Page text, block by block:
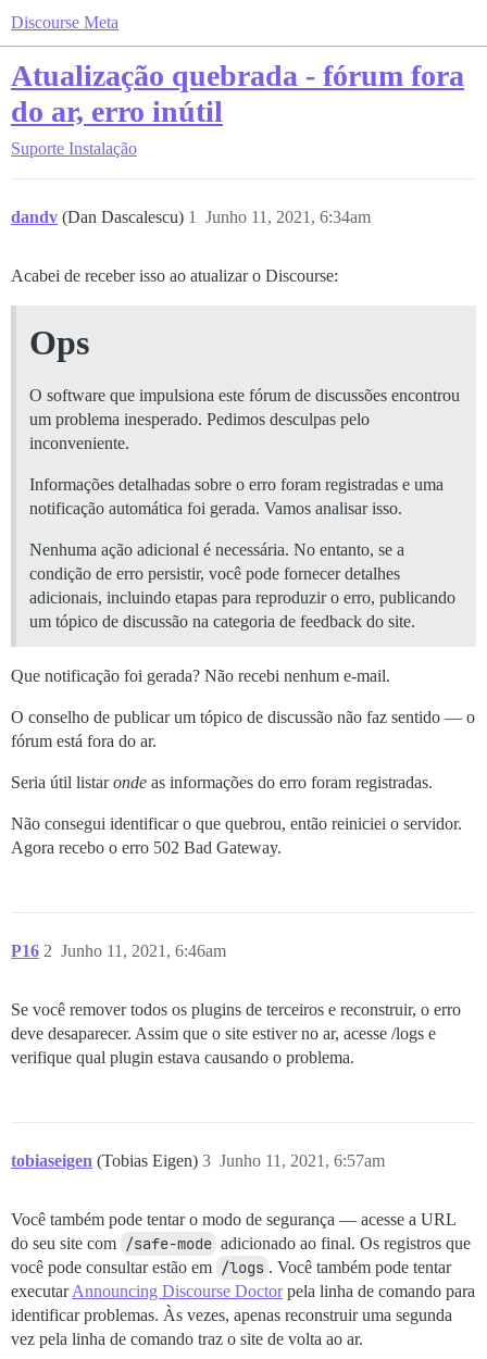
Discourse Meta
Atualização quebrada - fórum fora
do ar, erro inútil
Suporte Instalação
dandv (Dan Dascalescu) Junho 11, 2021, 6:34am
1
Acabei de receber isso ao atualizar o Discourse:
Ops
O software que impulsiona este fórum de discussões encontrou
um problema inesperado. Pedimos desculpas pelo
inconveniente.
Informações detalhadas sobre o erro foram registradas e uma
notificação automática foi gerada. Vamos analisar isso.
Nenhuma ação adicional é necessária. No entanto, se a
condição de erro persistir, você pode fornecer detalhes
adicionais, incluindo etapas para reproduzir o erro, publicando
um tópico de discussão na categoria de feedback do site.
Que notificação foi gerada? Não recebi nenhum e-mail.
O conselho de publicar um tópico de discussão não faz sentido — o
fórum está fora do ar.
Seria útil listaronde as informações do erro foram registradas.
Não consegui identificar o que quebrou, então reiniciei o servidor.
Agora recebo o erro 502 Bad Gateway.
P16 Junho 11, 2021, 6:46am
2
Se você remover todos os plugins de terceiros e reconstruir, o erro
deve desaparecer. Assim que o site estiver no ar, acesse /logs e
verifique qual plugin estava causando o problema.
tobiaseigen (Tobias Eigen) Junho 11, 2021, 6:57am
3
Você também pode tentar o modo de segurança — acesse a URL
do seu site com /safe-mode adicionado ao final. Os registros que
você pode consultar estão em /logs . Você também pode tentar
executarAnnouncing Discourse Doctorpela linha de comando para
identificar problemas. Às vezes, apenas reconstruir uma segunda
vez pela linha de comando traz o site de volta ao ar.